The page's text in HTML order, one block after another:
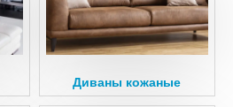
Диваны кожаные